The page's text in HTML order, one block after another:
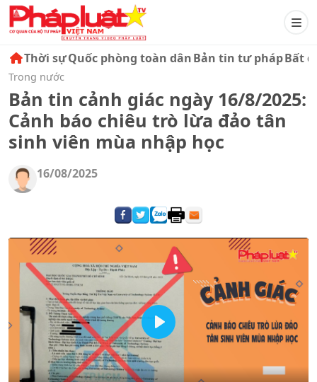
Thời sựQuốc phòng toàn dânBản tin tư phápBất
Trong nước
Bản tin cảnh giác ngày 16/8/2025:
Cảnh báo chiêu trò lừa đảo tân
sinh viên mùa nhập học
16/08/2025
Play